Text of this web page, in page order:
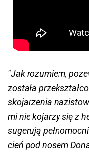
"Jak rozumiem,
została
skojarzenia
mi nie kojarzy się z
sugerują
cień pod nosem